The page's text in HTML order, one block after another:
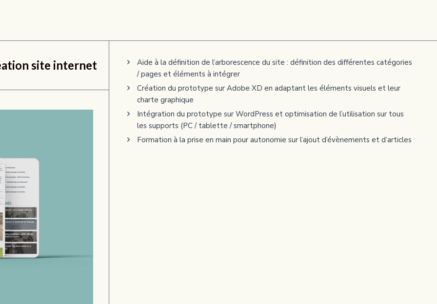
site internet
Aide à la définition de l’arborescence du site : définition des différentes catégories
/ pages et éléments à intégrer
Création du prototype sur Adobe XD en adaptant les éléments visuels et leur
charte graphique
Intégration du prototype sur WordPress et optimisation de l’utilisation sur tous
les supports (PC / tablette / smartphone)
Formation à la prise en main pour autonomie sur l’ajout d’évènements et d’articles